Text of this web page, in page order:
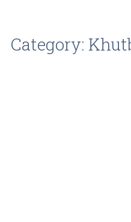
Category: